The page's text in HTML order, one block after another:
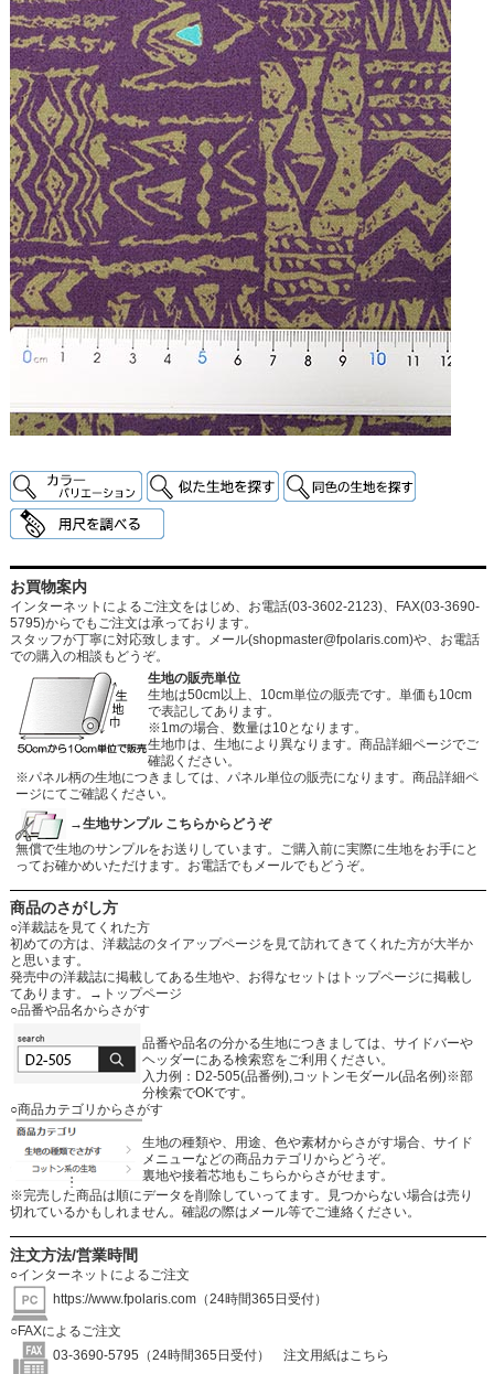
お買物案内
インターネットによるご注文をはじめ、お電話(03-3602-2123)、FAX(03-3690-
5795)からでもご注文は承っております。
スタッフが丁寧に対応致します。メール(shopmaster@fpolaris.com)や、お電話
での購入の相談もどうぞ。
生地の販売単位
生地は50cm以上、10cm単位の販売です。単価も10cm
で表記してあります。
※1mの場合、数量は10となります。
生地巾は、生地により異なります。商品詳細ページでご
確認ください。
※パネル柄の生地につきましては、パネル単位の販売になります。商品詳細ペ
ージにてご確認ください。
→生地サンプル こちらからどうぞ
無償で生地のサンプルをお送りしています。ご購入前に実際に生地をお手にと
ってお確かめいただけます。お電話でもメールでもどうぞ。
商品のさがし方
○洋裁誌を見てくれた方
初めての方は、洋裁誌のタイアップページを見て訪れてきてくれた方が大半か
と思います。
発売中の洋裁誌に掲載してある生地や、お得なセットはトップページに掲載し
てあります。
→トップページ
○品番や品名からさがす
品番や品名の分かる生地につきましては、サイドバーや
ヘッダーにある検索窓をご利用ください。
入力例：D2-505(品番例),コットンモダール(品名例)※部
分検索でOKです。
○商品カテゴリからさがす
生地の種類や、用途、色や素材からさがす場合、サイド
メニューなどの商品カテゴリからどうぞ。
裏地や接着芯地もこちらからさがせます。
※完売した商品は順にデータを削除していってます。見つからない場合は売り
切れているかもしれません。確認の際はメール等でご連絡ください。
注文方法/営業時間
○インターネットによるご注文
https://www.fpolaris.com（24時間365日受付）
○FAXによるご注文
03-3690-5795（24時間365日受付）
注文用紙はこちら